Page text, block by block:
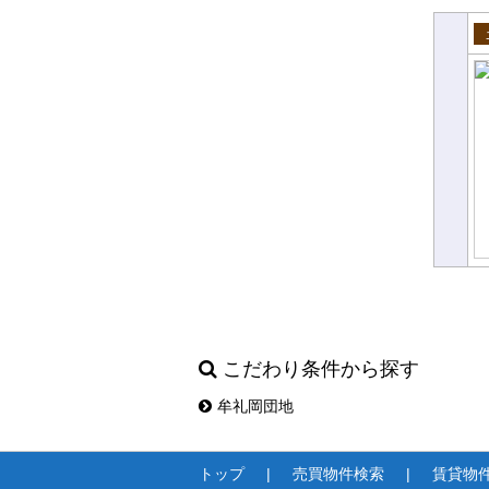
こだわり条件から探す
牟礼岡団地
トップ 売買物件検索 賃貸物